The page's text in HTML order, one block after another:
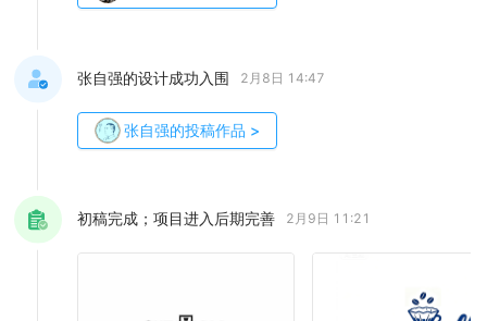
张自强的设计成功入围 2月8日 14:47
张自强的投稿作品 >
初稿完成；项目进入后期完善 2月9日 11:21